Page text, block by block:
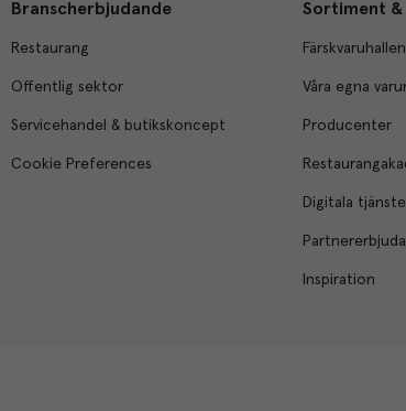
Branscherbjudande
Restaurang
Offentlig sektor
Servicehandel & butikskoncept
Cookie Preferences
Sortiment
Färskvaruhallen
Våra egna
Producenter
Digitala
Inspiration